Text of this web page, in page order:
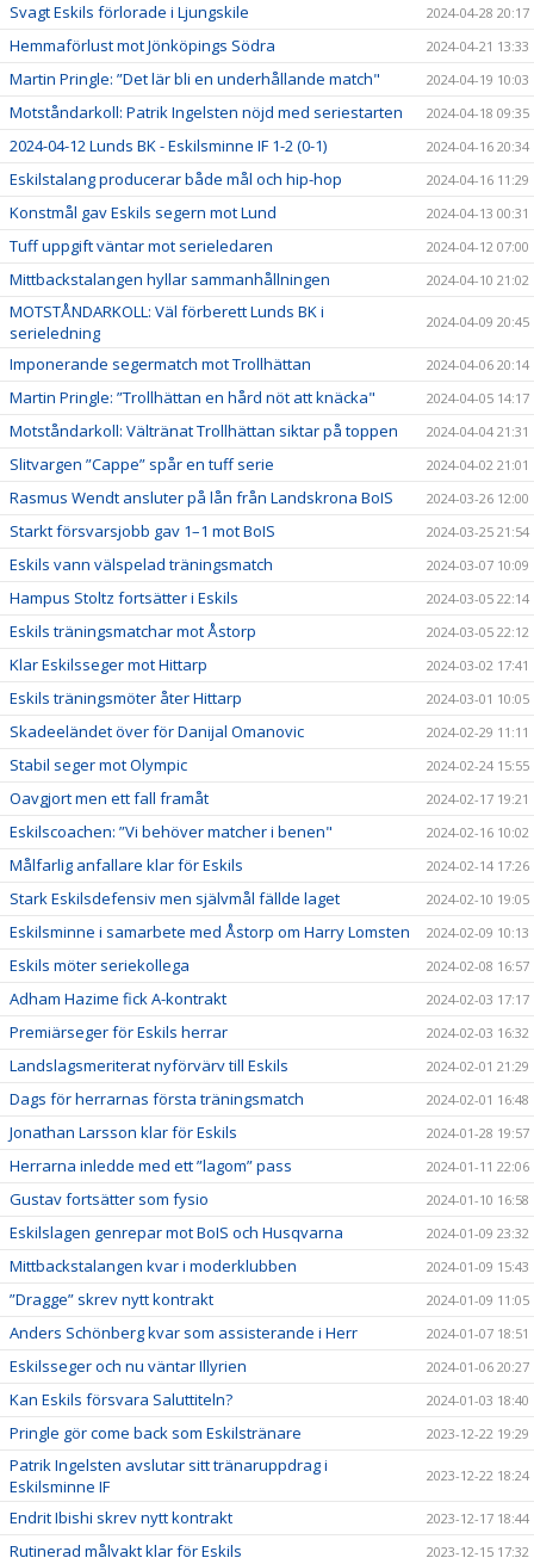
Svagt Eskils förlorade i Ljungskile 2024-04-28 20:17
Hemmaförlust mot Jönköpings Södra 2024-04-21 13:33
Martin Pringle: ”Det lär bli en underhållande match" 2024-04-19 10:03
Motståndarkoll: Patrik Ingelsten nöjd med seriestarten 2024-04-18 09:35
2024-04-12 Lunds BK - Eskilsminne IF 1-2 (0-1) 2024-04-16 20:34
Eskilstalang producerar både mål och hip-hop 2024-04-16 11:29
Konstmål gav Eskils segern mot Lund 2024-04-13 00:31
Tuff uppgift väntar mot serieledaren 2024-04-12 07:00
Mittbackstalangen hyllar sammanhållningen 2024-04-10 21:02
MOTSTÅNDARKOLL: Väl förberett Lunds BK i
serieledning
2024-04-09 20:45
Imponerande segermatch mot Trollhättan 2024-04-06 20:14
Martin Pringle: ”Trollhättan en hård nöt att knäcka" 2024-04-05 14:17
Motståndarkoll: Vältränat Trollhättan siktar på toppen 2024-04-04 21:31
Slitvargen ”Cappe” spår en tuff serie 2024-04-02 21:01
Rasmus Wendt ansluter på lån från Landskrona BoIS 2024-03-26 12:00
Starkt försvarsjobb gav 1–1 mot BoIS 2024-03-25 21:54
Eskils vann välspelad träningsmatch 2024-03-07 10:09
Hampus Stoltz fortsätter i Eskils 2024-03-05 22:14
Eskils träningsmatchar mot Åstorp 2024-03-05 22:12
Klar Eskilsseger mot Hittarp 2024-03-02 17:41
Eskils träningsmöter åter Hittarp 2024-03-01 10:05
Skadeeländet över för Danijal Omanovic 2024-02-29 11:11
Stabil seger mot Olympic 2024-02-24 15:55
Oavgjort men ett fall framåt 2024-02-17 19:21
Eskilscoachen: ”Vi behöver matcher i benen" 2024-02-16 10:02
Målfarlig anfallare klar för Eskils 2024-02-14 17:26
Stark Eskilsdefensiv men självmål fällde laget 2024-02-10 19:05
Eskilsminne i samarbete med Åstorp om Harry Lomsten 2024-02-09 10:13
Eskils möter seriekollega 2024-02-08 16:57
Adham Hazime fick A-kontrakt 2024-02-03 17:17
Premiärseger för Eskils herrar 2024-02-03 16:32
Landslagsmeriterat nyförvärv till Eskils 2024-02-01 21:29
Dags för herrarnas första träningsmatch 2024-02-01 16:48
Jonathan Larsson klar för Eskils 2024-01-28 19:57
Herrarna inledde med ett ”lagom” pass 2024-01-11 22:06
Gustav fortsätter som fysio 2024-01-10 16:58
Eskilslagen genrepar mot BoIS och Husqvarna 2024-01-09 23:32
Mittbackstalangen kvar i moderklubben 2024-01-09 15:43
”Dragge” skrev nytt kontrakt 2024-01-09 11:05
Anders Schönberg kvar som assisterande i Herr 2024-01-07 18:51
Eskilsseger och nu väntar Illyrien 2024-01-06 20:27
Kan Eskils försvara Saluttiteln? 2024-01-03 18:40
Pringle gör come back som Eskilstränare 2023-12-22 19:29
Patrik Ingelsten avslutar sitt tränaruppdrag i
Eskilsminne IF
2023-12-22 18:24
Endrit Ibishi skrev nytt kontrakt 2023-12-17 18:44
Rutinerad målvakt klar för Eskils 2023-12-15 17:32